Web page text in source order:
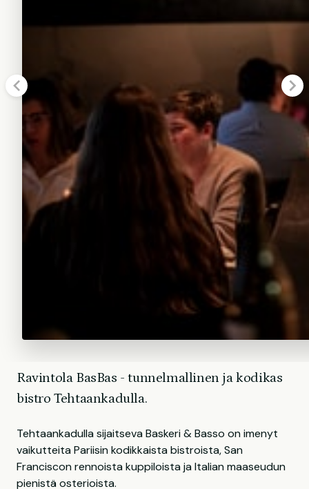
Ravintola BasBas - tunnelmallinen ja kodikas
bistro Tehtaankadulla.
Tehtaankadulla sijaitseva Baskeri & Basso on imenyt
vaikutteita Pariisin kodikkaista bistroista, San
Franciscon rennoista kuppiloista ja Italian maaseudun
pienistä osterioista.